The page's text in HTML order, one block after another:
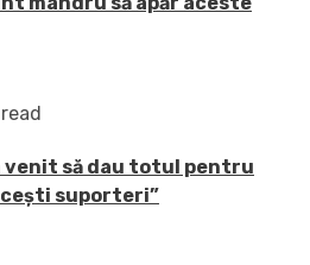
venit să dau totul pentru
suporteri”